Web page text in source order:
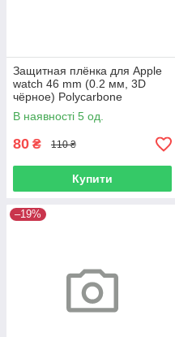
Защитная плёнка для Apple
watch 46 mm (0.2 мм, 3D
чёрное) Polycarbone
В наявності 5 од.
80 ₴ 110 ₴
Купити
–19%